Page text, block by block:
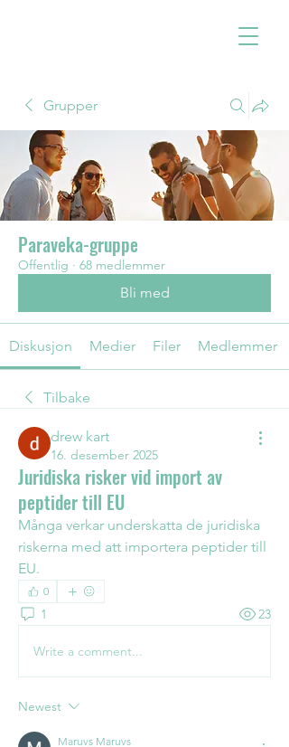
Grupper
Paraveka-gruppe
Offentlig · 68 medlemmer
Bli med
Diskusjon Medier Filer Medlemmer
Tilbake
drew kart
16. desember 2025
Juridiska risker vid import av
peptider till EU
Många verkar underskatta de juridiska
riskerna med att importera peptider till
EU.
0
1 23
Write a comment...
Newest
Maruvs Maruvs